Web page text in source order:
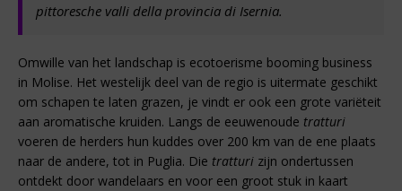
pittoresche valli della provincia di Isernia.
Omwille van het landschap is ecotoerisme booming business
in Molise. Het westelijk deel van de regio is uitermate geschikt
om schapen te laten grazen, je vindt er ook een grote variëteit
aan aromatische kruiden. Langs de eeuwenoude tratturi
voeren de herders hun kuddes over 200 km van de ene plaats
naar de andere, tot in Puglia. Die tratturi zijn ondertussen
ontdekt door wandelaars en voor een groot stuk in kaart